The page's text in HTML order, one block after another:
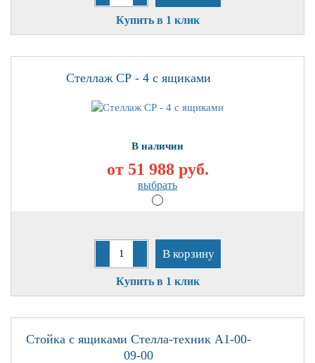
Купить в 1 клик
Стеллаж СР - 4 с ящиками
В наличии
от 51 988руб.
выбрать
В корзину
Купить в 1 клик
Стойка с ящиками Стелла-техник А1-00-
09-00